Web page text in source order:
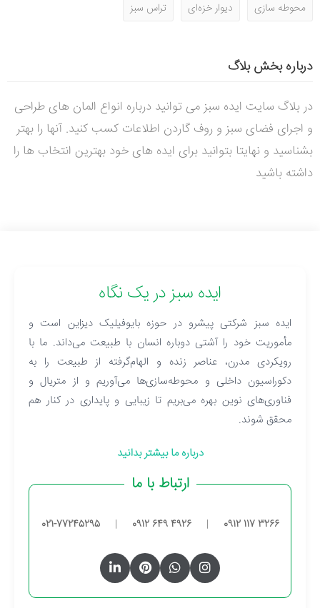
محوطه سازی
دیوار خزه‌ای تراس سبز
درباره بخش بلاگ
در بلاگ سایت ایده سبز می توانید درباره انواع المان های طراحی
و اجرای فضای سبز و روف گاردن اطلاعات کسب کنید. آنها را بهتر
بشناسید و نهایتا بتوانید برای ایده های خود بهترین انتخاب ها را
داشته باشید
ایده سبز در یک نگاه
ایده سبز شرکتی پیشرو در حوزه بایوفیلیک دیزاین است و
مأموریت خود را آشتی دوباره انسان با طبیعت می‌داند. ما با
رویکردی مدرن، عناصر زنده و الهام‌گرفته از طبیعت را به
دکوراسیون داخلی و محوطه‌سازی‌ها می‌آوریم و از متریال و
فناوری‌های نوین بهره می‌بریم تا زیبایی و پایداری در کنار هم
محقق شوند.
درباره ما بیشتر بدانید
ارتباط با ما
0912 117 3266
|
0912 649 4926
|
021-77245295